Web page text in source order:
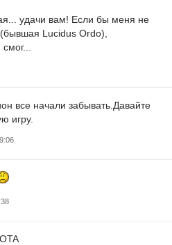
удачи вам! Если бы меня не
Lucidus Ordo),
все начали забывать.Давайте
игру.